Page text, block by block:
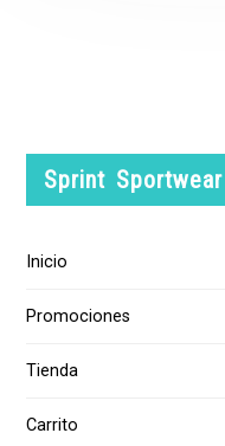
Sprint Sportwear
Inicio
Promociones
Tienda
Carrito